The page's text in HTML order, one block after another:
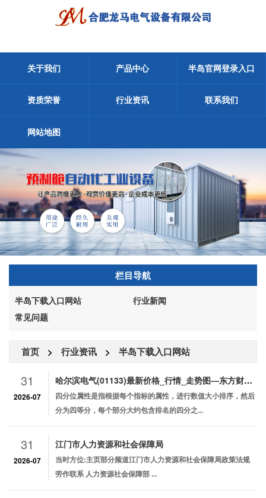
关于我们 产品中心 半岛官网登录入口
资质荣誉 行业资讯 联系我们
网站地图
栏目导航
半岛下载入口网站
行业新闻
常见问题
首页 > 行业资讯 > 半岛下载入口网站
31
2026-07
哈尔滨电气(01133)最新价格_行情_走势图—东方财富网
四分位属性是指根据每个指标的属性，进行数值大小排序，然后
分为四等分，每个部分大约包含排名的四分之...
31
2026-07
江门市人力资源和社会保障局
当时方位:主页部分频道江门市人力资源和社会保障局政策法规
劳作联系 人力资源社会保障部 ...